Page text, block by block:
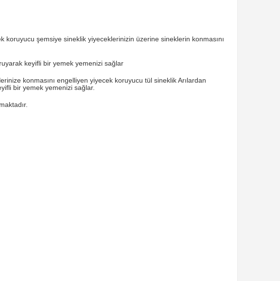
şemsiye sineklik yiyeceklerinizin üzerine sineklerin konmasını
keyifli bir yemek yemenizi sağlar
konmasını engelliyen yiyecek koruyucu tül sineklik Arılardan
bir yemek yemenizi sağlar.